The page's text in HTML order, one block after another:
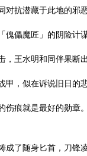
抗潜藏于此地的邪恶
儡魔匠」的阴险计谋
王水明和同伴果断出
，似在诉说旧日的
伤痕就是最好的勋章
成了随身匕首，刀锋